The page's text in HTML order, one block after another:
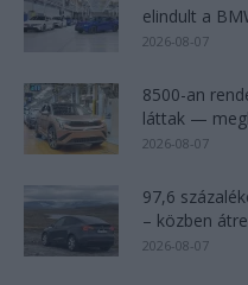
elindult a
2026-08-07
8500-an
láttak —
2026-08-07
97,6
– közben
2026-08-07